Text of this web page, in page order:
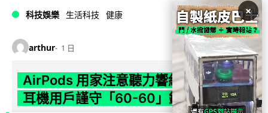
科技娛樂 生活科技 健康
arthur 1 日
AirPods 用家注意聽力響紅燈 醫學界籲
耳機用戶謹守「60-60」鐵律
×